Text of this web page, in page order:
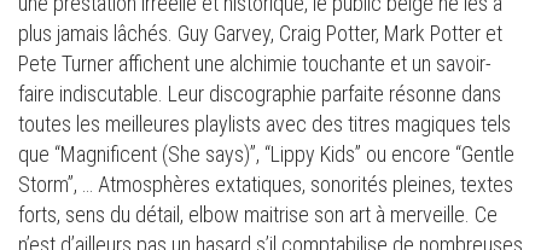
plus jamais lâchés. Guy Garvey, Craig Potter, Mark Potter et
Pete Turner affichent une alchimie touchante et un savoir-
faire indiscutable. Leur discographie parfaite résonne dans
toutes les meilleures playlists avec des titres magiques tels
que “Magnificent (She says)”, “Lippy Kids” ou encore “Gentle
Storm”, … Atmosphères extatiques, sonorités pleines, textes
forts, sens du détail, elbow maitrise son art à merveille. Ce